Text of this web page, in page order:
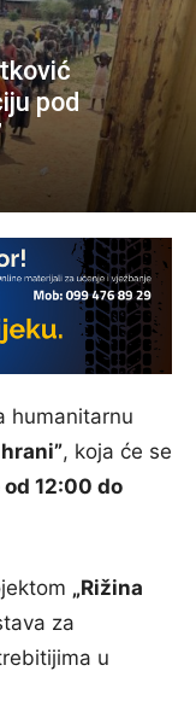
pod
humanitarnu
, koja će se
12:00 do
„Rižina
za
u